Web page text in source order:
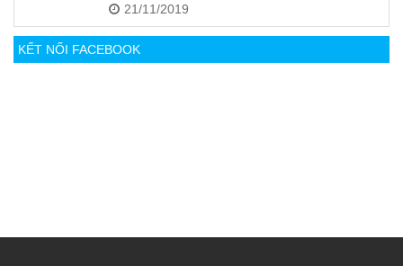
21/11/2019
KẾT NỐI FACEBOOK